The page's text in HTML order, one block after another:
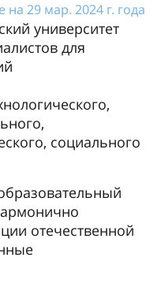
на 29 мар. 2024 г. года
университет
для
социального
отечественной